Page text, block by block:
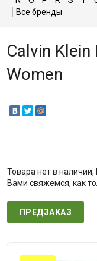
Calvin
Women
Товара нет в
Вами свяжемся, как
ПРЕДЗАКАЗ